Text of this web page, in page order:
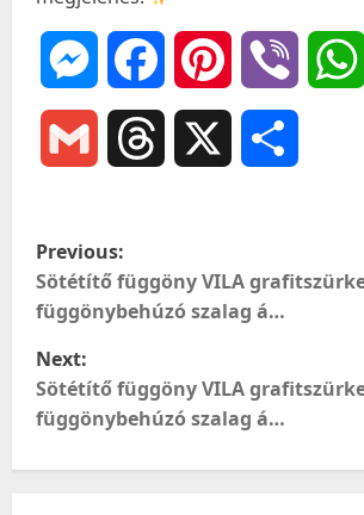
MessengerFacebookPinterest Viber
Gmail Threads
P
o
s
t
n
Previous:
Sötétítő függöny VILA
függönybehúzó szalag á…
Next:
Sötétítő függöny VILA
függönybehúzó szalag á…